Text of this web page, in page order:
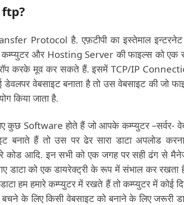
ftp?
Protocol है. एफ़टीपी का इस्तेमाल
और Hosting Server की फाइल्स को
करके मूव कर सकते हैं. इसमें TCP/IP Connection
वेबसाइट बनाता है तो उस वेबसाइट की जो
किया जाता है.
कुछ Software होते हैं जो आपके कम्प्युटर –सर्वर-
बनाते हैं तो उस पर ढेर सारा डाटा अपलोड
आदि. इन सभी को एक जगह पर सही ढंग से
डाटा को एक डायरेक्ट्री के रूप में संभाल कर रखता
हम हमारे कम्प्युटर में रखते हैं तो कम्प्युटर में कोई
के लिए किसी वेबसाइट को बनाने के लिए जरूरी